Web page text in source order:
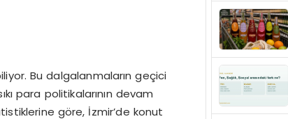
Bu dalgalanmaların geçici
para politikalarının devam
göre, İzmir’de konut